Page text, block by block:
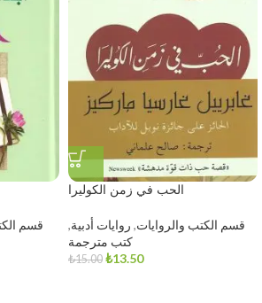
قسم
الحب في زمن الكوليرا
قسم الكتب والروايات, روايات أدبية,
كتب مترجمة
₺15.00 ₺13.50